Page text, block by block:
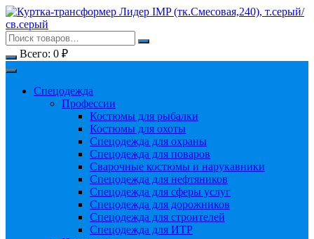
Перейти
к
содержимому
Всего: 0 ₽
Спецодежда
Профессии
Костюмы для рыбалки
Костюмы для охоты
Спецодежда для охраны
Спецодежда для поваров
Сварочные костюмы и нарукавники
Спецодежда для нефтяников
Спецодежда для сферы услуг
Спецодежда для дорожников
Спецодежда для строителей
Спецодежда для ИТР